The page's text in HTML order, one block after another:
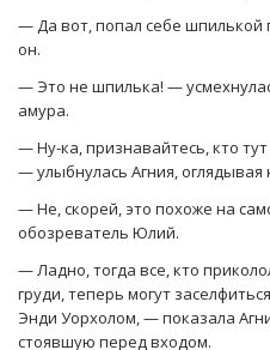
— Да вот, попал себе шпилькой
он.
— Это не шпилька! —
амура.
— Ну-ка, признавайтесь, кто
— улыбнулась Агния, оглядывая
— Не, скорей, это похоже на
обозреватель Юлий.
— Ладно, тогда все, кто
груди, теперь могут
Энди Уорхолом, — показала
стоявшую перед входом.